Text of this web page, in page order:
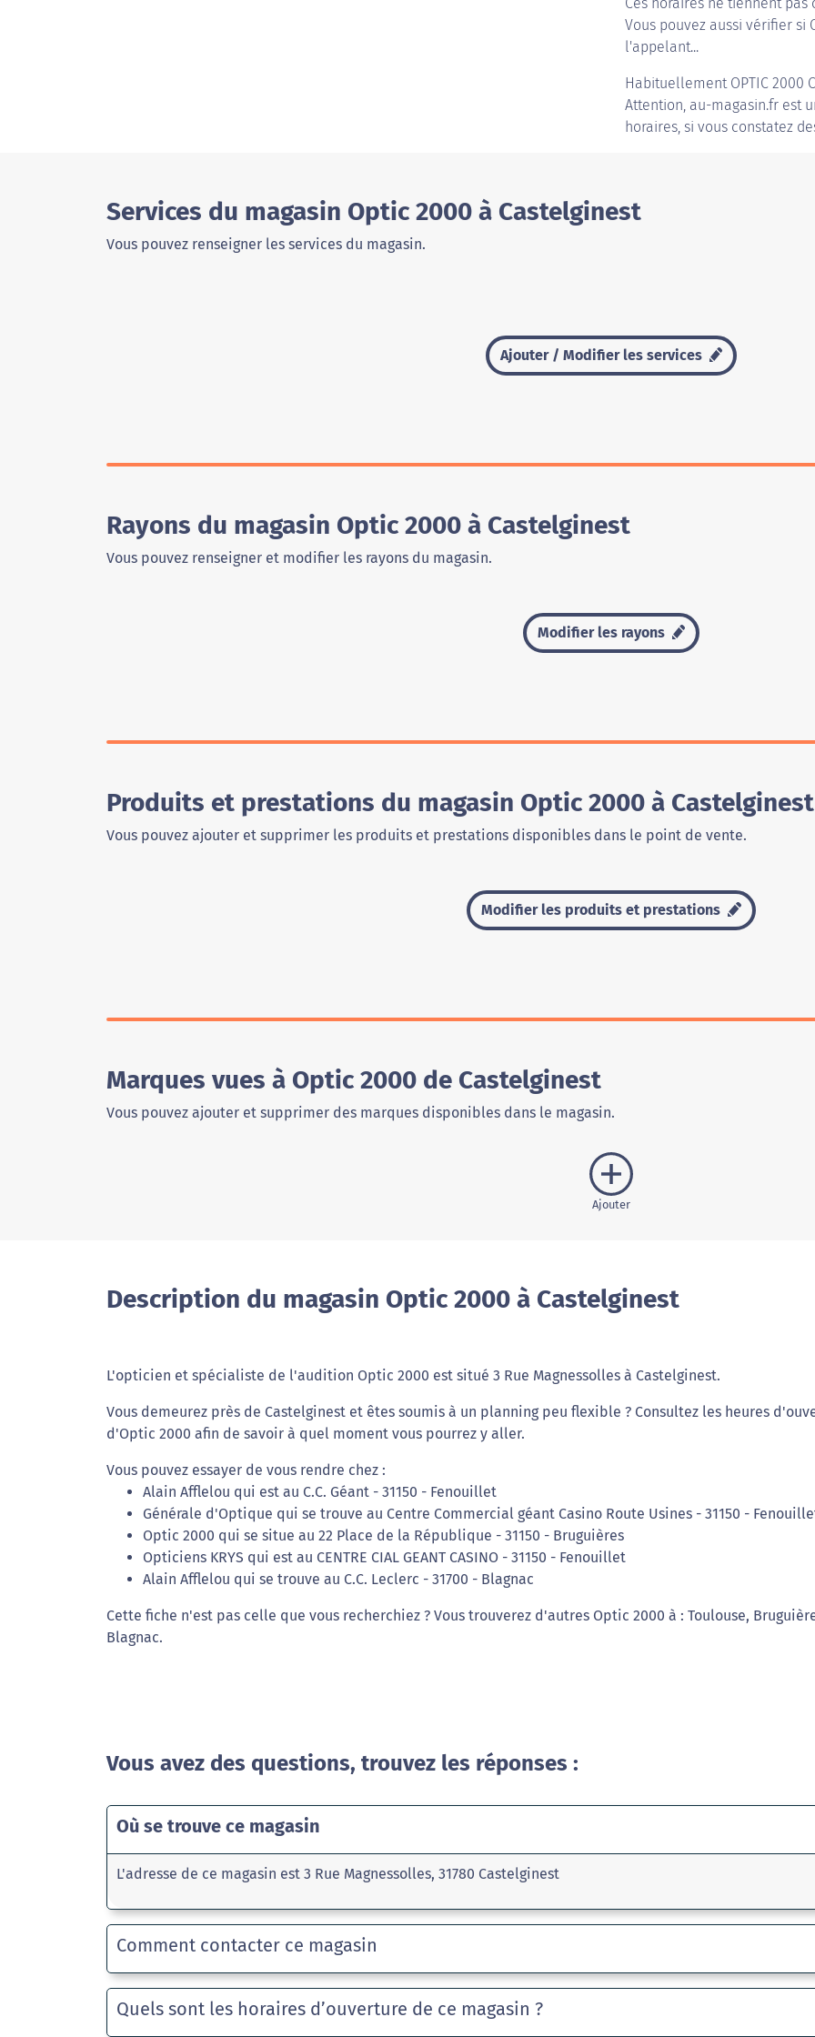
Vous pouvez aussi vérifier si
l'appelant...
Habituellement OPTIC 2000
Attention, au-magasin.fr est
horaires, si vous constatez
Services du magasin Optic 2000 à Castelginest
Vous pouvez renseigner les services du magasin.
Ajouter / Modifier les services
Rayons du magasin Optic 2000 à Castelginest
Vous pouvez renseigner et modifier les rayons du magasin.
Modifier les rayons
Produits et prestations du magasin Optic 2000 à Castelginest
Vous pouvez ajouter et supprimer les produits et prestations disponibles dans le point de vente.
Modifier les produits et prestations
Marques vues à Optic 2000 de Castelginest
Vous pouvez ajouter et supprimer des marques disponibles dans le magasin.
Ajouter
Description du magasin Optic 2000 à Castelginest
L'opticien et spécialiste de l'audition Optic 2000 est situé 3 Rue Magnessolles à Castelginest.
Vous demeurez près de Castelginest et êtes soumis à un planning peu flexible ? Consultez les heures
d'Optic 2000 afin de savoir à quel moment vous pourrez y aller.
Vous pouvez essayer de vous rendre chez :
Alain Afflelou qui est au C.C. Géant - 31150 - Fenouillet
Générale d'Optique qui se trouve au Centre Commercial géant Casino Route Usines - 31150 -
Optic 2000 qui se situe au 22 Place de la République - 31150 - Bruguières
Opticiens KRYS qui est au CENTRE CIAL GEANT CASINO - 31150 - Fenouillet
Alain Afflelou qui se trouve au C.C. Leclerc - 31700 - Blagnac
Cette fiche n'est pas celle que vous recherchiez ? Vous trouverez d'autres Optic 2000 à : Toulouse,
Blagnac.
Vous avez des questions, trouvez les réponses :
Où se trouve ce magasin
L'adresse de ce magasin est 3 Rue Magnessolles, 31780 Castelginest
Comment contacter ce magasin
Quels sont les horaires d’ouverture de ce magasin ?